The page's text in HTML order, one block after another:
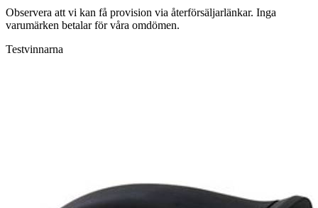
Observera att vi kan få provision via återförsäljarlänkar. Inga
varumärken betalar för våra omdömen.
Testvinnarna